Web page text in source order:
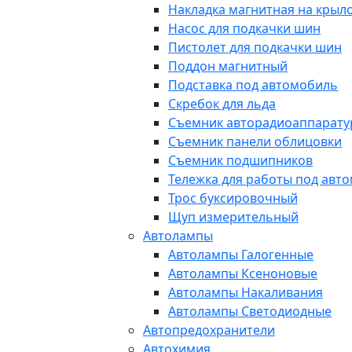
Накладка магнитная на
Насос для подкачки шин
Пистолет для подкачки шин
Поддон магнитный
Подставка под автомобиль
Скребок для льда
Съемник
Съемник панели облицовки
Съемник подшипников
Тележка для работы под
Трос буксировочный
Щуп измерительный
Автолампы
Автолампы Галогенные
Автолампы Ксеноновые
Автолампы Накаливания
Автолампы Светодиодные
Автопредохранители